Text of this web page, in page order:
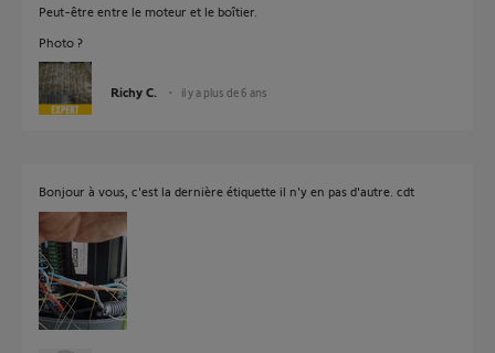
Peut-être entre le moteur et le boîtier.
Photo ?
Richy C. il y a plus de 6 ans
Bonjour à vous, c'est la dernière étiquette il n'y en pas d'autre. cdt